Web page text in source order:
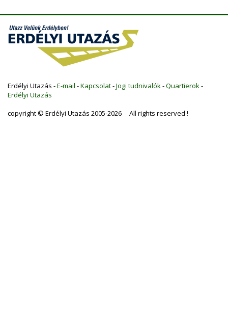
Erdélyi Utazás -E-mail -Kapcsolat-Jogi tudnivalók -Quartierok -
Erdélyi Utazás
copyright © Erdélyi Utazás 2005-2026 All rights reserved !